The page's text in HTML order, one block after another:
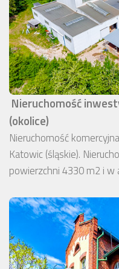
Nieruchomość
(okolice)
Nieruchomość
Katowic (śląskie).
powierzchni 4330 m2 i w